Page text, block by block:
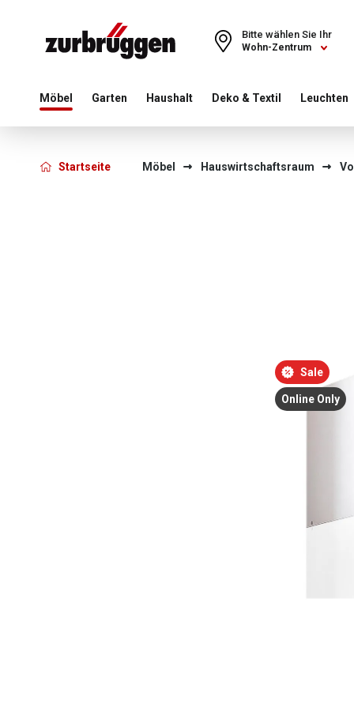
Choose a different country or region to see content for your
Wohn-Zentrum
Bitte wählen Sie Ihr
Möbel Garten Haushalt Deko & Textil Leuchten
Startseite Möbel Hauswirtschaftsraum
Sale
Online Only